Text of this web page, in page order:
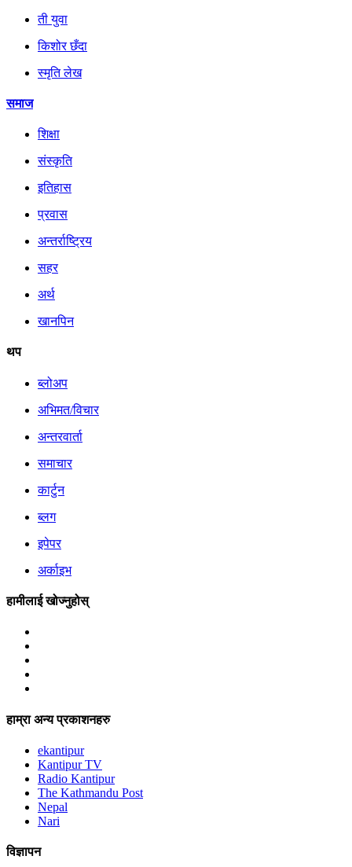
ती युवा
किशोर छँदा
स्मृति लेख
समाज
शिक्षा
संस्कृति
इतिहास
प्रवास
अन्तर्राष्ट्रिय
सहर
अर्थ
खानपिन
थप
ब्लोअप
अभिमत/विचार
अन्तरवार्ता
समाचार
कार्टुन
ब्लग
इपेपर
अर्काइभ
हामीलाई खोज्नुहोस्
हाम्रा अन्य प्रकाशनहरु
ekantipur
Kantipur TV
Radio Kantipur
The Kathmandu Post
Nepal
Nari
विज्ञापन